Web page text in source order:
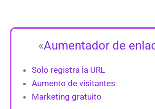
«Aumentador de
Solo registra la URL
Aumento de visitantes
Marketing gratuito